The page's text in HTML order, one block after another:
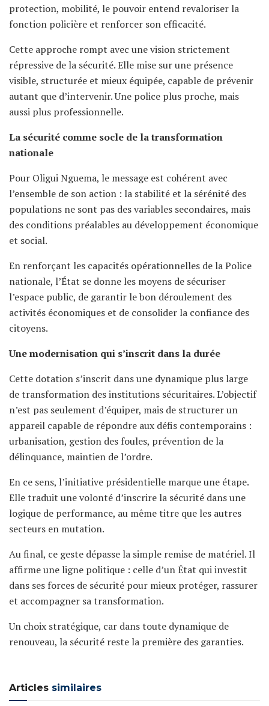
protection, mobilité, le pouvoir entend revaloriser la
fonction policière et renforcer son efficacité.
Cette approche rompt avec une vision strictement
répressive de la sécurité. Elle mise sur une présence
visible, structurée et mieux équipée, capable de prévenir
autant que d’intervenir. Une police plus proche, mais
aussi plus professionnelle.
La sécurité comme socle de la transformation
nationale
Pour Oligui Nguema, le message est cohérent avec
l’ensemble de son action : la stabilité et la sérénité des
populations ne sont pas des variables secondaires, mais
des conditions préalables au développement économique
et social.
En renforçant les capacités opérationnelles de la Police
nationale, l’État se donne les moyens de sécuriser
l’espace public, de garantir le bon déroulement des
activités économiques et de consolider la confiance des
citoyens.
Une modernisation qui s’inscrit dans la durée
Cette dotation s’inscrit dans une dynamique plus large
de transformation des institutions sécuritaires. L’objectif
n’est pas seulement d’équiper, mais de structurer un
appareil capable de répondre aux défis contemporains :
urbanisation, gestion des foules, prévention de la
délinquance, maintien de l’ordre.
En ce sens, l’initiative présidentielle marque une étape.
Elle traduit une volonté d’inscrire la sécurité dans une
logique de performance, au même titre que les autres
secteurs en mutation.
Au final, ce geste dépasse la simple remise de matériel. Il
affirme une ligne politique : celle d’un État qui investit
dans ses forces de sécurité pour mieux protéger, rassurer
et accompagner sa transformation.
Un choix stratégique, car dans toute dynamique de
renouveau, la sécurité reste la première des garanties.
Articles similaires